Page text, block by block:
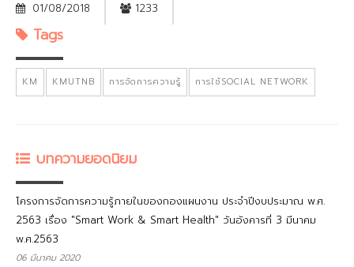
01/08/2018 1233
Tags
KM KMUTNB การจัดการความรู้ การใช้SOCIAL NETWORK
บทความยอดนิยม
โครงการจัดการความรู้ภายในของกองแผนงาน ประจำปีงบประมาณ พ.ศ.
2563 เรื่อง "Smart Work & Smart Health" วันอังคารที่ 3 มีนาคม
พ.ศ.2563
06 มีนาคม 2020